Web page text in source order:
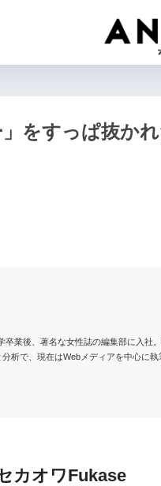
をすっぱ抜か
業後、著名な女性誌の編集部に入社
析で、現在はWebメディアを中心に
カオワFukase